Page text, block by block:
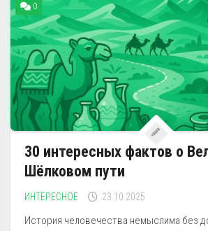
0
30 интересных фактов о
Шёлковом пути
ИНТЕРЕСНОЕ 23.10.2025
История человечества немыслима без